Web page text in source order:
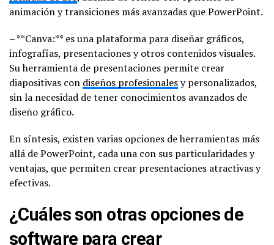
animación y transiciones más avanzadas que PowerPoint.
– **Canva:** es una plataforma para diseñar gráficos,
infografías, presentaciones y otros contenidos visuales.
Su herramienta de presentaciones permite crear
diapositivas con diseños profesionalesy personalizados,
sin la necesidad de tener conocimientos avanzados de
diseño gráfico.
En síntesis, existen varias opciones de herramientas más
allá de PowerPoint, cada una con sus particularidades y
ventajas, que permiten crear presentaciones atractivas y
efectivas.
¿Cuáles son otras opciones de
software para crear